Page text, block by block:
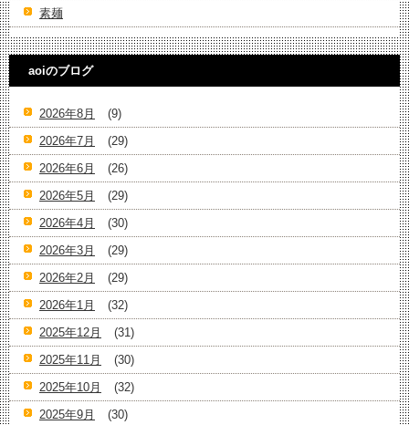
素麺
aoiのブログ
2026年8月
(9)
2026年7月
(29)
2026年6月
(26)
2026年5月
(29)
2026年4月
(30)
2026年3月
(29)
2026年2月
(29)
2026年1月
(32)
2025年12月
(31)
2025年11月
(30)
2025年10月
(32)
2025年9月
(30)